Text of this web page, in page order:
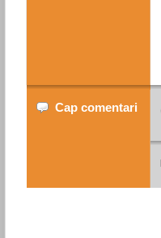
Cap comentari